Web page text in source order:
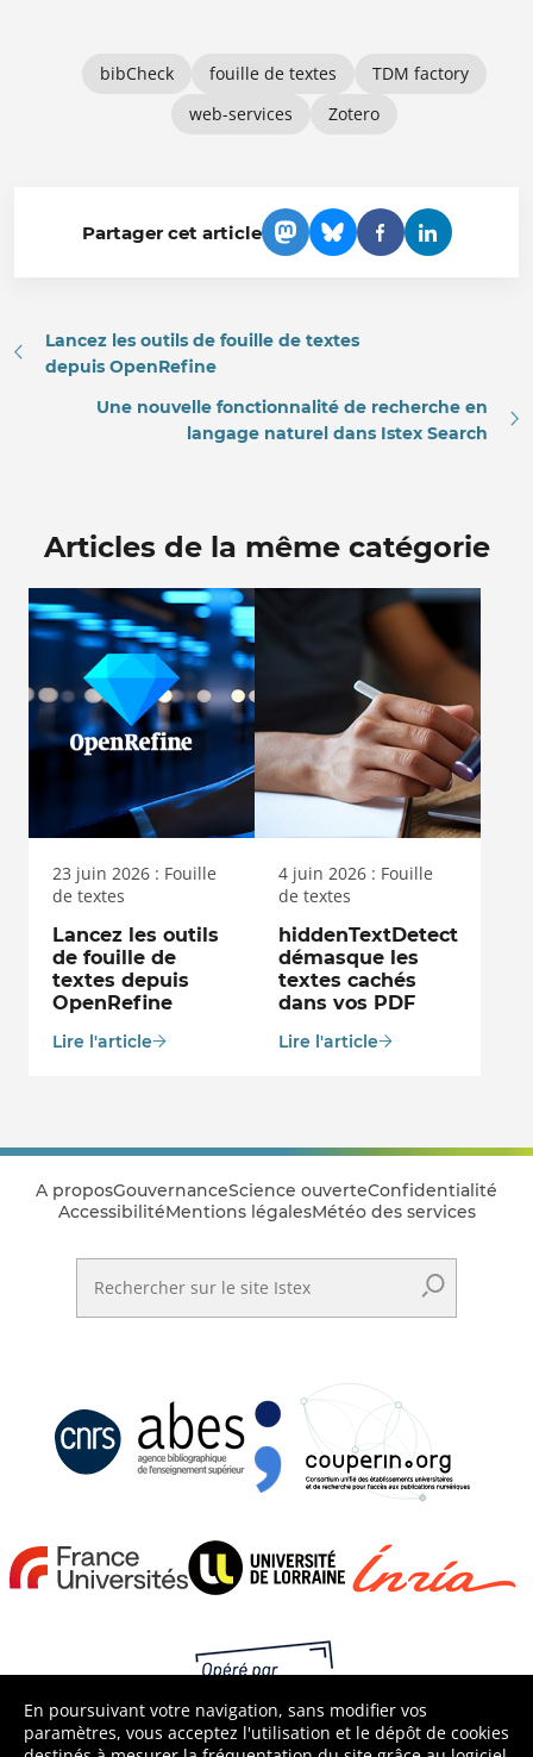
bibCheck fouille de textes
TDM factory
web-services
Zotero
Partager cet article
Lancez les outils de fouille de textes
depuis OpenRefine
Une nouvelle fonctionnalité de recherche en
langage naturel dans Istex Search
Articles de la même catégorie
23 juin 2026 : Fouille
de textes
Lancez les outils
de fouille de
textes depuis
OpenRefine
Lire l'article
4 juin 2026 : Fouille
de textes
hiddenTextDetect
démasque les
textes cachés
dans vos PDF
Lire l'article
A proposGouvernanceScience ouverteConfidentialité
AccessibilitéMentions légalesMétéo des services
En poursuivant votre navigation, sans modifier vos
paramètres, vous acceptez l'utilisation et le dépôt de cookies